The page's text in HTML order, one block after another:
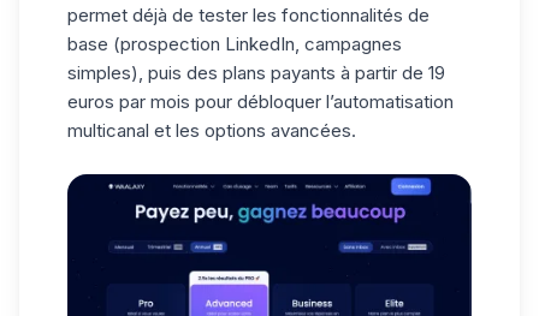
permet déjà de tester les fonctionnalités de
base (prospection LinkedIn, campagnes
simples), puis des plans payants à partir de 19
euros par mois pour débloquer l’automatisation
multicanal et les options avancées.